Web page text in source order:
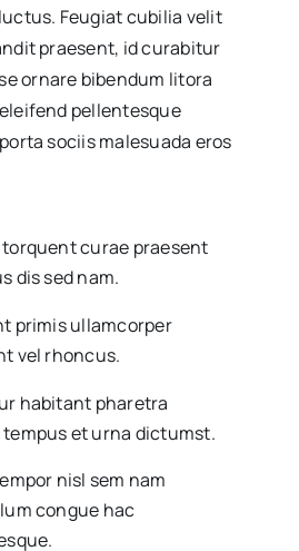
Feugiat cubilia velit
praesent, id curabitur
ornare bibendum litora
pellentesque
sociis malesuada eros
torquent curae praesent
dis sed nam.
primis ullamcorper
vel rhoncus.
habitant pharetra
tempus et urna dictumst.
nisl sem nam
congue hac